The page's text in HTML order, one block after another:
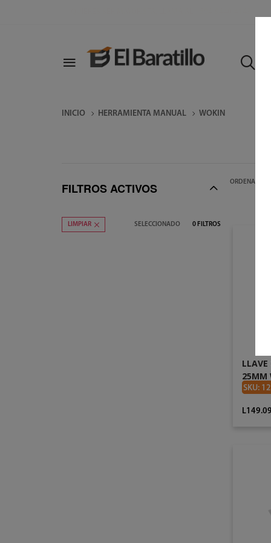
INICIO HERRAMIENTA MANUAL WOKIN
FILTROS ACTIVOS
LIMPIAR SELECCIONADO 0FILTROS
ORDENAR POR:
25MM
SKU:
L149.09